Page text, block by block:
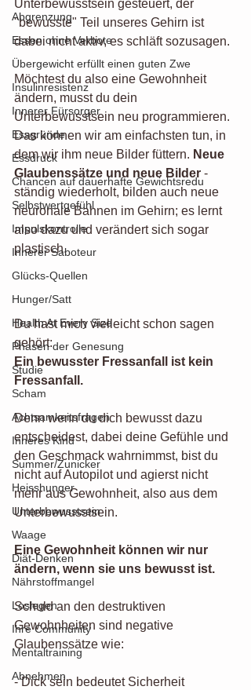
Abgrenzung
Essen ohne Verbote
Übergewicht erfüllt einen guten Zwe
Insulinresistenz
Innerer Fürsorger
Essgründe
Essdruck
Chancen auf dauerhafte Gewichtsredu
Selbstwertgefühl
Impulskontrolle
Innerer Saboteur
Glücks-Quellen
Hunger/Satt
Health At Every Size
Phasen der Genesung
Studie
Scham
Achtsamkeitsfragen
Inneres Kind
Summer/Zunicker
Heisshunger
Unterbewusstsein
Waage
Diät-Denken
Nährstoffmangel
Loslegen
Ihre Community
Mentaltraining
Abnehmen
Unterbewusstsein gesteuert, der
"bewusste" Teil unseres Gehirn ist
dabei nicht aktiv, es schläft sozusagen.
Möchtest du also eine Gewohnheit
ändern, musst du dein
Unterbewusstsein neu programmieren.
Das können wir am einfachsten tun, in
dem wir ihm neue Bilder füttern. Neue
Glaubenssätze und neue Bilder -
ständig wiederholt, bilden auch neue
neuronale Bahnen im Gehirn; es lernt
also dazu und verändert sich sogar
plastisch.
Du hast mich vielleicht schon sagen
gehört:
Ein bewusster Fressanfall ist kein
Fressanfall.
Denn wenn du dich bewusst dazu
entscheidest, dabei deine Gefühle und
den Geschmack wahrnimmst, bist du
nicht auf Autopilot und agierst nicht
mehr aus Gewohnheit, also aus dem
Unterbewusstsein.
Eine Gewohnheit können wir nur
ändern, wenn sie uns bewusst ist.
Schuld an den destruktiven
Gewohnheiten sind negative
Glaubenssätze wie:
- Dick sein bedeutet Sicherheit